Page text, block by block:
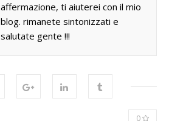
affermazione, ti aiuterei con il mio
blog. rimanete sintonizzati e
salutate gente !!!
0